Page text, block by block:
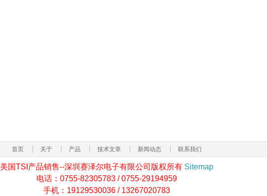
首页 关于 产品 技术文章 新闻动态 联系我们
美国TSI产品销售--深圳赛泽尔电子有限公司版权所有 Sitemap
电话：0755-82305783 / 0755-29194959
手机：19129530036 / 13267020783